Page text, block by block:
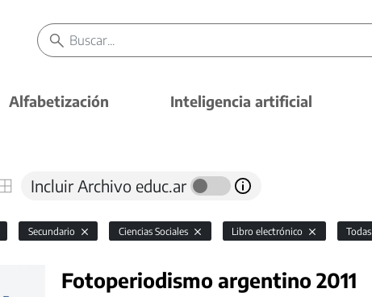
Alfabetización Inteligencia artificial
Incluir Archivo educ.ar
Secundario Ciencias Sociales Libro electrónico Todas
Fotoperiodismo argentino 2011